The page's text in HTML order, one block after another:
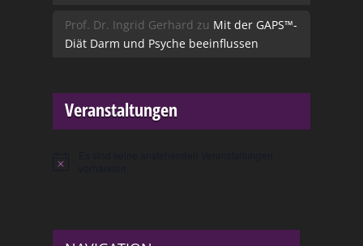
Prof. Dr. Ingrid Gerhard zu Mit der GAPS™-
Diät Darm und Psyche beeinflussen
Veranstaltungen
Hinweis